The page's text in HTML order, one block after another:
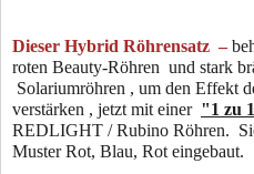
Dieser Hybrid Röhrensatz –
roten Beauty-Röhren und stark
Solariumröhren , um den Effekt
verstärken , jetzt mit einer "1 zu
REDLIGHT / Rubino Röhren.
Muster Rot, Blau, Rot eingebaut.